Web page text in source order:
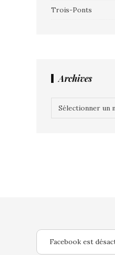
Trois-Ponts
Archives
Facebook est